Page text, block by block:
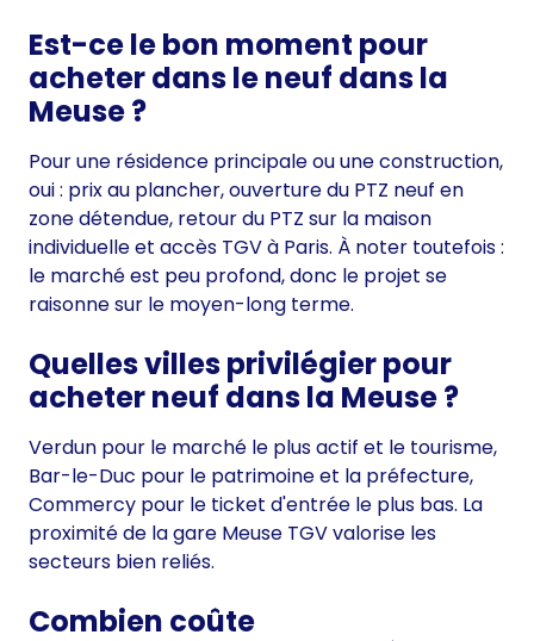
Est-ce le bon moment pour
acheter dans le neuf dans la
Meuse ?
Pour une résidence principale ou une construction,
oui : prix au plancher, ouverture du PTZ neuf en
zone détendue, retour du PTZ sur la maison
individuelle et accès TGV à Paris. À noter toutefois :
le marché est peu profond, donc le projet se
raisonne sur le moyen-long terme.
Quelles villes privilégier pour
acheter neuf dans la Meuse ?
Verdun pour le marché le plus actif et le tourisme,
Bar-le-Duc pour le patrimoine et la préfecture,
Commercy pour le ticket d'entrée le plus bas. La
proximité de la gare Meuse TGV valorise les
secteurs bien reliés.
Combien coûte